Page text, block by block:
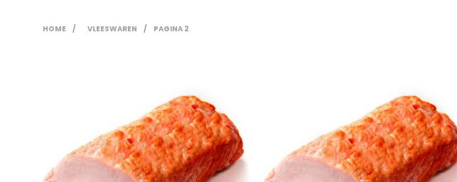
HOME / VLEESWAREN / PAGINA 2